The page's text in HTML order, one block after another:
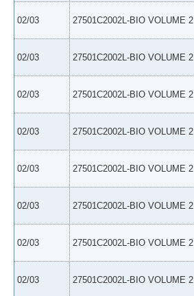
02/03 27501C2002L-BIO VOLUME 2
02/03 27501C2002L-BIO VOLUME 2
02/03 27501C2002L-BIO VOLUME 2
02/03 27501C2002L-BIO VOLUME 2
02/03 27501C2002L-BIO VOLUME 2
02/03 27501C2002L-BIO VOLUME 2
02/03 27501C2002L-BIO VOLUME 2
02/03 27501C2002L-BIO VOLUME 2